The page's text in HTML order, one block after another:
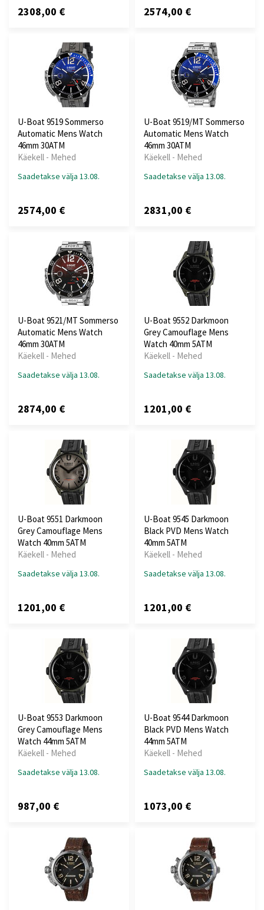
2308,00 € 2574,00 €
U-Boat 9519 Sommerso
Automatic Mens Watch
46mm 30ATM
Käekell - Mehed
Saadetakse välja 13.08.
2574,00 €
U-Boat 9519/MT Sommerso
Automatic Mens Watch
46mm 30ATM
Käekell - Mehed
Saadetakse välja 13.08.
2831,00 €
U-Boat 9521/MT Sommerso
Automatic Mens Watch
46mm 30ATM
Käekell - Mehed
Saadetakse välja 13.08.
2874,00 €
U-Boat 9552 Darkmoon
Grey Camouflage Mens
Watch 40mm 5ATM
Käekell - Mehed
Saadetakse välja 13.08.
1201,00 €
U-Boat 9551 Darkmoon
Grey Camouflage Mens
Watch 40mm 5ATM
Käekell - Mehed
Saadetakse välja 13.08.
1201,00 €
U-Boat 9545 Darkmoon
Black PVD Mens Watch
40mm 5ATM
Käekell - Mehed
Saadetakse välja 13.08.
1201,00 €
U-Boat 9553 Darkmoon
Grey Camouflage Mens
Watch 44mm 5ATM
Käekell - Mehed
Saadetakse välja 13.08.
987,00 €
U-Boat 9544 Darkmoon
Black PVD Mens Watch
44mm 5ATM
Käekell - Mehed
Saadetakse välja 13.08.
1073,00 €